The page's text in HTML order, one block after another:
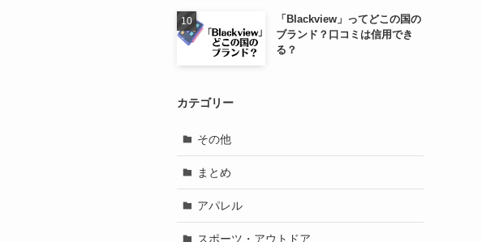
「Blackview」ってどこの国の
ブランド？口コミは信用でき
る？
カテゴリー
その他
まとめ
アパレル
スポーツ・アウトドア